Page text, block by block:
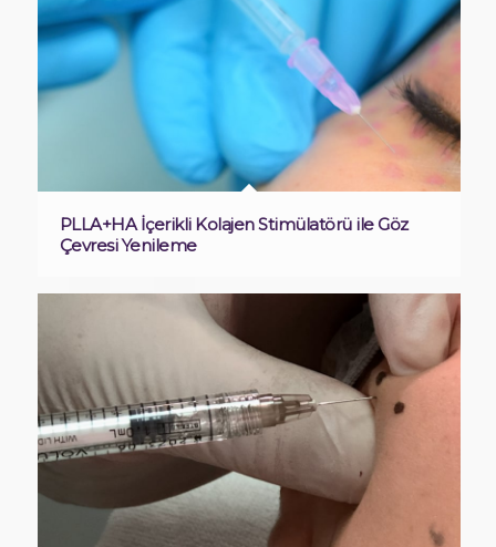
PLLA+HA İçerikli Kolajen Stimülatörü ile Göz
Çevresi Yenileme